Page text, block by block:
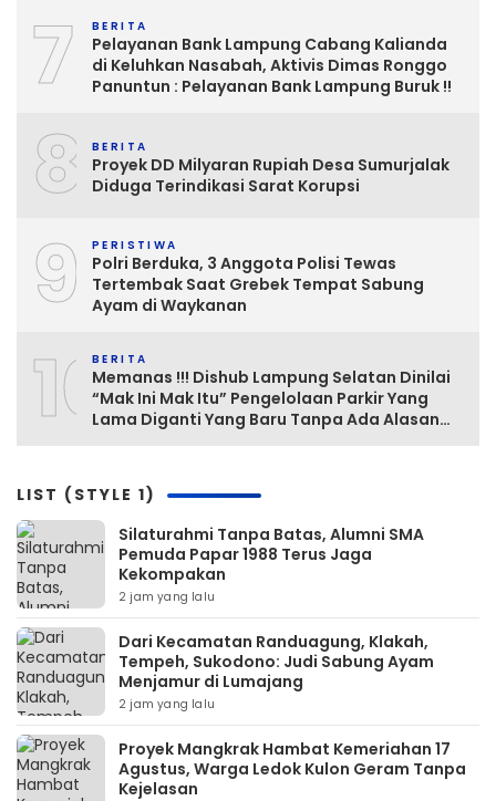
7 BERITA
Pelayanan Bank Lampung Cabang Kalianda
di Keluhkan Nasabah, Aktivis Dimas Ronggo
Panuntun : Pelayanan Bank Lampung Buruk !!
8 BERITA
Proyek DD Milyaran Rupiah Desa Sumurjalak
Diduga Terindikasi Sarat Korupsi
9 PERISTIWA
Polri Berduka, 3 Anggota Polisi Tewas
Tertembak Saat Grebek Tempat Sabung
Ayam di Waykanan
10BERITA
Memanas !!! Dishub Lampung Selatan Dinilai
“Mak Ini Mak Itu” Pengelolaan Parkir Yang
Lama Diganti Yang Baru Tanpa Ada Alasan
LIST (STYLE 1)
Silaturahmi Tanpa Batas, Alumni SMA
Pemuda Papar 1988 Terus Jaga
Kekompakan
2 jam yang lalu
‎Dari Kecamatan Randuagung, Klakah,
Tempeh, Sukodono: Judi Sabung Ayam
Menjamur di Lumajang
2 jam yang lalu
‎Proyek Mangkrak Hambat Kemeriahan 17
Agustus, Warga Ledok Kulon Geram Tanpa
Kejelasan